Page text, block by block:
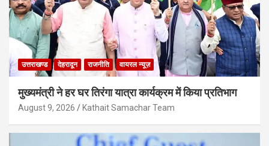
उत्तराखण्ड देहरादून राजनीति वायरल न्यूज़
मुख्यमंत्री ने हर घर तिरंगा यात्रा कार्यक्रम में किया प्रतिभाग
August 9, 2026 Kathait Samachar Team